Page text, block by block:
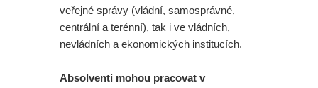
veřejné správy (vládní, samosprávné,
centrální a terénní), tak i ve vládních,
nevládních a ekonomických institucích.
Absolventi mohou pracovat v